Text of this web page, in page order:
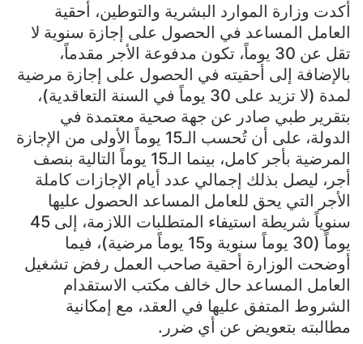
أكدت وزارة الموارد البشرية والتوطين، أحقية
العامل المساعد في الحصول على إجازة سنوية لا
تقل عن 30 يوماً، تكون مدفوعة الأجر مقدماً،
بالإضافة إلى أحقيته في الحصول على إجازة مرضية
لمدة (لا تزيد على 30 يوماً في السنة التعاقدية)،
بتقرير طبي صادر عن جهة صحية معتمدة في
الدولة، على أن تُحسب الـ15 يوماً الأولى من الإجازة
المرضية بأجر كامل، بينما الـ15 يوماً التالية بنصف
أجر، ليصل بذلك إجمالي عدد أيام الإجازات كاملة
الأجر التي يحق للعامل المساعد الحصول عليها
سنوياً شريطة استيفاء المتطلبات اللازمة، إلى 45
يوماً (30 يوماً سنوية و15 يوماً مرضية)، فيما
أوضحت الوزارة أحقية صاحب العمل رفض تشغيل
العامل المساعد حال خالف مكتب الاستقدام
الشروط المتفق عليها في العقد، مع إمكانية
مطالبته بتعويض عن أي ضرر.